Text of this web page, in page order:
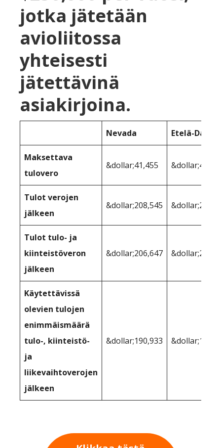
jotka jätetään
avioliitossa
yhteisesti
jätettävinä
asiakirjoina.
Nevada Etelä-
Maksettava
tulovero
&dollar;41,455
Tulot verojen
jälkeen
&dollar;208,545
Tulot tulo- ja
kiinteistöveron
jälkeen
&dollar;206,647
Käytettävissä
olevien tulojen
enimmäismäärä
tulo-, kiinteistö-
ja
liikevaihtoverojen
jälkeen
&dollar;190,933